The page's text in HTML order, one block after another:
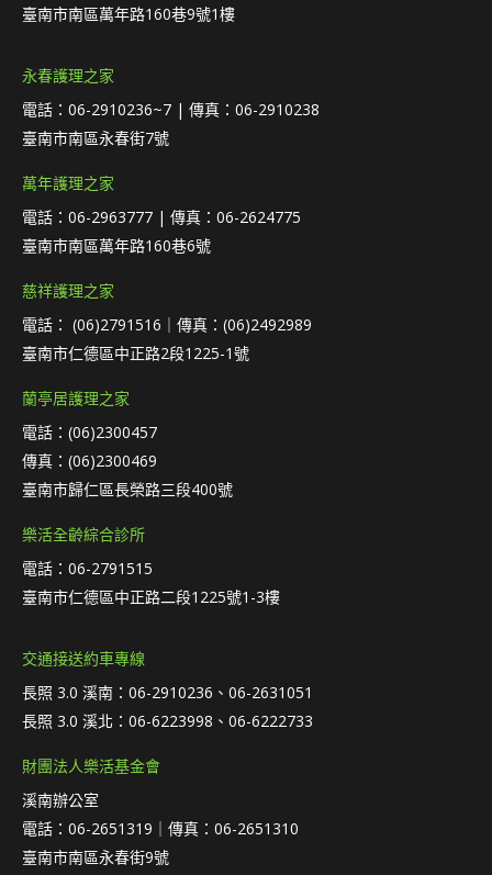
臺南市南區萬年路160巷9號1樓
永春護理之家
電話：06-2910236~7 | 傳真：06-2910238
臺南市南區永春街7號
萬年護理之家
電話：06-2963777 | 傳真：06-2624775
臺南市南區萬年路160巷6號
慈祥護理之家
電話： (06)2791516｜傳真：(06)2492989
臺南市仁德區中正路2段1225-1號
蘭亭居護理之家
電話：(06)2300457
傳真：(06)2300469
臺南市歸仁區長榮路三段400號
樂活全齡綜合診所
電話：06-2791515
臺南市仁德區中正路二段1225號1-3樓
交通接送約車專線
長照 3.0 溪南：06-2910236、06-2631051
長照 3.0 溪北：06-6223998、06-6222733
財團法人樂活基金會
溪南辦公室
電話：06-2651319｜傳真：06-2651310
臺南市南區永春街9號